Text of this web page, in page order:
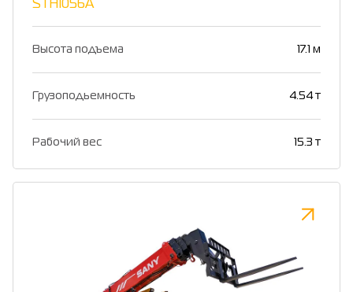
STH1056A
Высота подъема 17.1 м
Грузоподьемность 4.54 т
Рабочий вес 15.3 т